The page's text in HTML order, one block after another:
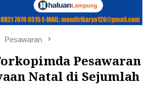
Pesawaran
Pesawaran
Natal di Sejumlah